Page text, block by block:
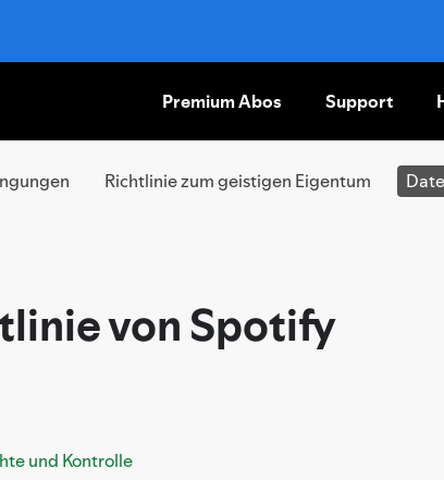
INHALTE
ÜBERSPRINGEN
Premium Abos Support
Richtlinie zum geistigen Eigentum
von Spotify
und Kontrolle